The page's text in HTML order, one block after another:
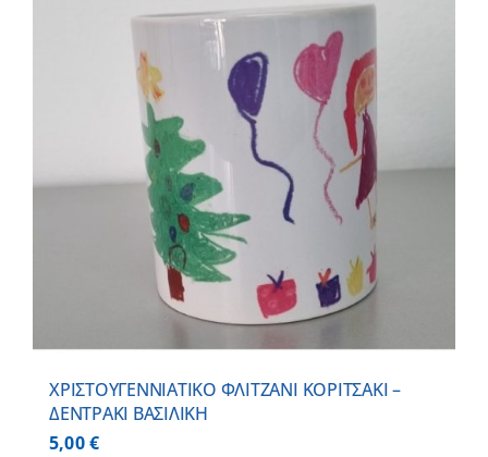
ΧΡΙΣΤΟΥΓΕΝΝΙΑΤΙΚΟ ΦΛΙΤΖΑΝΙ ΚΟΡΙΤΣΑΚΙ –
ΔΕΝΤΡΑΚΙ ΒΑΣΙΛΙΚΗ
5,00€